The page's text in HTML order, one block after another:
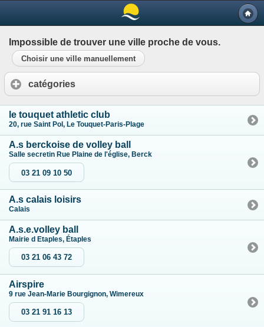
Impossible de trouver une ville proche de vous.
Choisir une ville manuellement
catégories
le touquet athletic club
20, rue Saint Pol, Le Touquet-Paris-Plage
A.s berckoise de volley ball
Salle secretin Rue Plaine de l'église, Berck
03 21 09 10 50
A.s calais loisirs
Calais
A.s.e.volley ball
Mairie d Etaples, Étaples
03 21 06 43 72
Airspire
9 rue Jean-Marie Bourgignon, Wimereux
03 21 91 16 13